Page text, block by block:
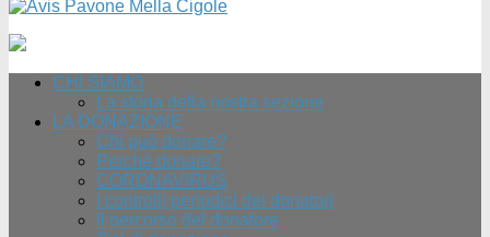
CHI SIAMO
La storia della nostra sezione
LA DONAZIONE
Chi può donare?
Perchè donare?
CORONAVIRUS
I controlli periodici dei donatori
Il percorso del donatore